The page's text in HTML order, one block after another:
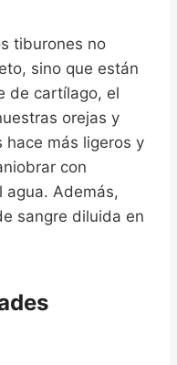
tiburones no
sino que están
de cartílago, el
orejas y
hace más ligeros y
con
agua. Además,
sangre diluida en